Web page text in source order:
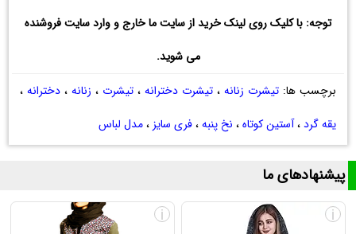
توجه: با کلیک روی لینک خرید از سایت ما خارج و وارد سایت فروشنده
می شوید.
برچسب ها:تیشرت زنانه ،تیشرت دخترانه ، تیشرت ، زنانه، دخترانه،
یقه گرد،آستین کوتاه، نخ پنبه،فری سایز ،مدل لباس
پیشنهادهای ما
i
i